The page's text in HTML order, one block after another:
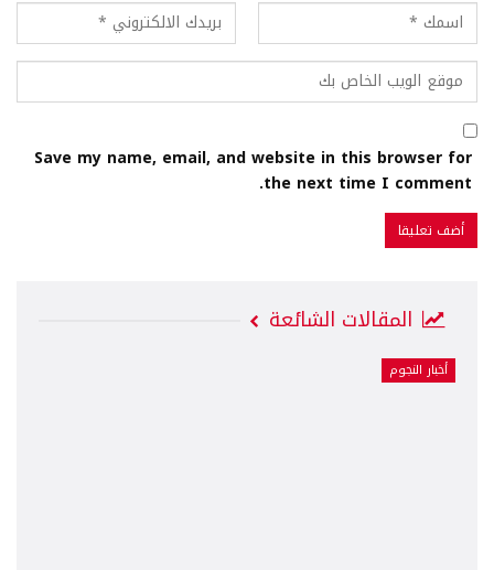
Save my name, email, and website in this browser for
the next time I comment.
المقالات الشائعة
أخبار النجوم